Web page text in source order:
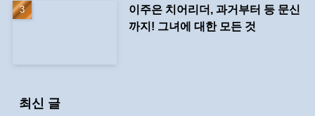
이주은 치어리더, 과거부터 등 문신
까지! 그녀에 대한 모든 것
최신 글